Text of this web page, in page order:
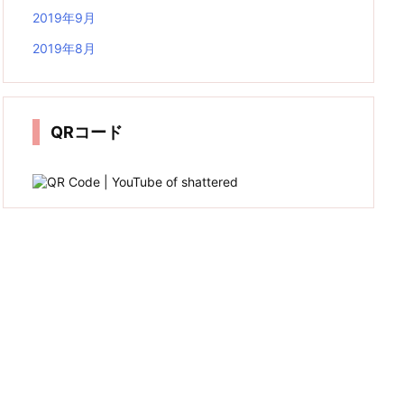
2019年9月
2019年8月
QRコード